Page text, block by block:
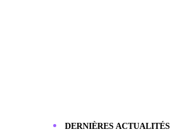
DERNIÈRES ACTUALITÉS